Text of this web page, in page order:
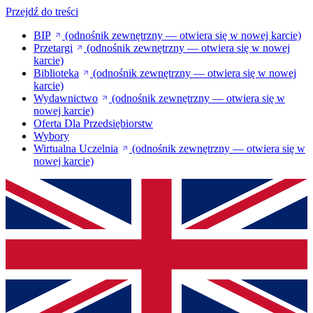
Przejdź do treści
BIP
(odnośnik zewnętrzny — otwiera się w nowej karcie)
Przetargi
(odnośnik zewnętrzny — otwiera się w nowej
karcie)
Biblioteka
(odnośnik zewnętrzny — otwiera się w nowej
karcie)
Wydawnictwo
(odnośnik zewnętrzny — otwiera się w
nowej karcie)
Oferta Dla Przedsiębiorstw
Wybory
Wirtualna Uczelnia
(odnośnik zewnętrzny — otwiera się w
nowej karcie)